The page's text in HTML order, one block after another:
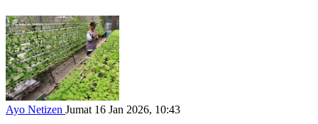
Ayo Netizen Jumat 16 Jan 2026, 10:43